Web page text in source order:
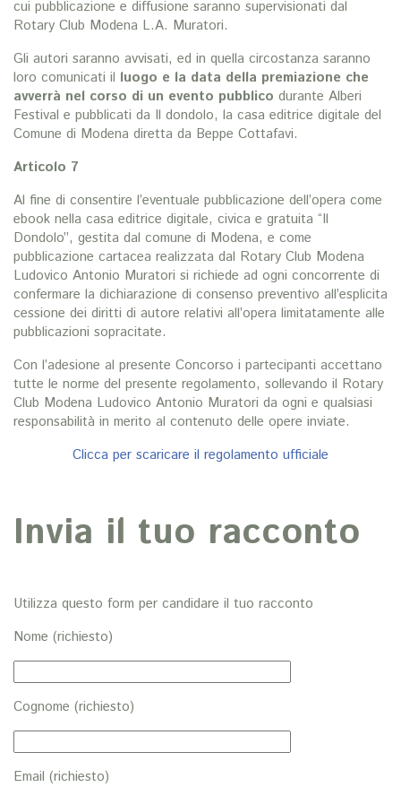
cui pubblicazione e diffusione saranno supervisionati dal
Rotary Club Modena L.A. Muratori.
Gli autori saranno avvisati, ed in quella circostanza saranno
loro comunicati il luogo e la data della premiazione che
avverrà nel corso di un evento pubblico durante Alberi
Festival e pubblicati da Il dondolo, la casa editrice digitale del
Comune di Modena diretta da Beppe Cottafavi.
Articolo 7
Al fine di consentire l’eventuale pubblicazione dell’opera come
ebook nella casa editrice digitale, civica e gratuita “Il
Dondolo”, gestita dal comune di Modena, e come
pubblicazione cartacea realizzata dal Rotary Club Modena
Ludovico Antonio Muratori si richiede ad ogni concorrente di
confermare la dichiarazione di consenso preventivo all’esplicita
cessione dei diritti di autore relativi all’opera limitatamente alle
pubblicazioni sopracitate.
Con l’adesione al presente Concorso i partecipanti accettano
tutte le norme del presente regolamento, sollevando il Rotary
Club Modena Ludovico Antonio Muratori da ogni e qualsiasi
responsabilità in merito al contenuto delle opere inviate.
Clicca per scaricare il regolamento ufficiale
Invia il tuo racconto
Utilizza questo form per candidare il tuo racconto
Nome (richiesto)
Cognome (richiesto)
Email (richiesto)